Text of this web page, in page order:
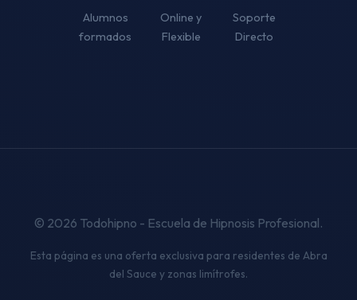
Alumnos
formados
Online y
Flexible
Soporte
Directo
© 2026 Todohipno - Escuela de Hipnosis Profesional.
Esta página es una oferta exclusiva para residentes de Abra
del Sauce y zonas limítrofes.